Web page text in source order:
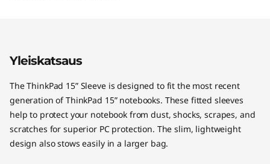
Yleiskatsaus
The ThinkPad 15” Sleeve is designed to fit the most recent
generation of ThinkPad 15” notebooks. These fitted sleeves
help to protect your notebook from dust, shocks, scrapes, and
scratches for superior PC protection. The slim, lightweight
design also stows easily in a larger bag.